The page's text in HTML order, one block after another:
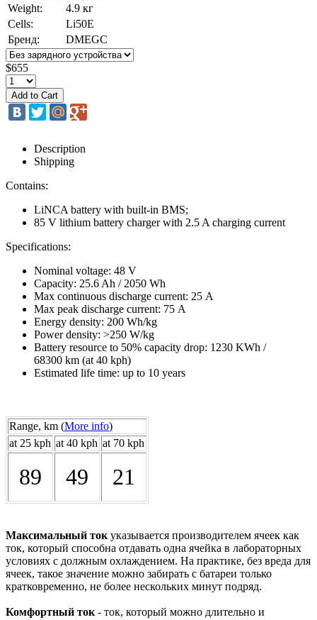
Weight:
4.9 кг
Cells:
Li50E
Бренд:
DMEGC
$655
Description
Shipping
Contains:
LiNCA battery with built-in BMS;
85 V lithium battery charger with 2.5 A charging current
Specifications:
Nominal voltage: 48 V
Capacity: 25.6 Ah / 2050 Wh
Max continuous discharge current: 25 А
Max peak discharge current: 75 А
Energy density: 200 Wh/kg
Power density: >250 W/kg
Battery resource to 50% capacity drop: 1230 KWh /
68300 km (at 40 kph)
Estimated life time: up to 10 years
Range, km (More info)
at 25 kph at 40 kph at 70 kph
89 49 21
Максимальный ток указывается производителем ячеек как
ток, который способна отдавать одна ячейка в лабораторных
условиях с должным охлаждением. На практике, без вреда для
ячеек, такое значение можно забирать с батареи только
кратковременно, не более нескольких минут подряд.
Комфортный ток - ток, который можно длительно и